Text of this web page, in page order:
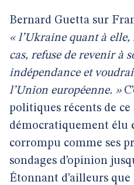
Bernard Guetta sur
« l’Ukraine quant à
cas, refuse de revenir à
indépendance et
l’Union européenne. »
politiques récents de ce
démocratiquement élu
corrompu comme ses
sondages d’opinion
Étonnant d’ailleurs